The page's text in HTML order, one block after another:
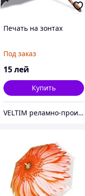
Печать на зонтах
Под заказ
15лей
Купить
VELTIM реламно-производственная компания